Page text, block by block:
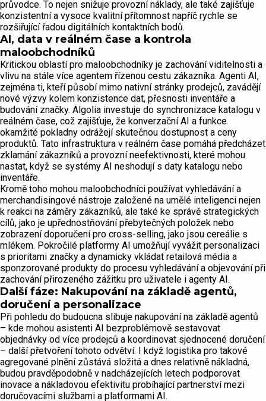
průvodce. To nejen snižuje provozní náklady, ale také zajišťuje
konzistentní a vysoce kvalitní přítomnost napříč rychle se
rozšiřující řadou digitálních kontaktních bodů.
AI, data v reálném čase a kontrola
maloobchodníků
Kritickou oblastí pro maloobchodníky je zachování viditelnosti a
vlivu na stále více agentem řízenou cestu zákazníka. Agenti AI,
zejména ti, kteří působí mimo nativní stránky prodejců, zavádějí
nové výzvy kolem konzistence dat, přesnosti inventáře a
budování značky. Algolia investuje do synchronizace katalogu v
reálném čase, což zajišťuje, že konverzační AI a funkce
okamžité pokladny odrážejí skutečnou dostupnost a ceny
produktů. Tato infrastruktura v reálném čase pomáhá předcházet
zklamání zákazníků a provozní neefektivnosti, které mohou
nastat, když se systémy AI neshodují s daty katalogu nebo
inventáře.
Kromě toho mohou maloobchodníci používat vyhledávání a
merchandisingové nástroje založené na umělé inteligenci nejen
k reakci na záměry zákazníků, ale také ke správě strategických
cílů, jako je upřednostňování přebytečných položek nebo
zobrazení doporučení pro cross-selling, jako jsou cereálie s
mlékem. Pokročilé platformy AI umožňují vyvážit personalizaci
s prioritami značky a dynamicky vkládat retailová média a
sponzorované produkty do procesu vyhledávání a objevování při
zachování přirozeného zážitku pro uživatele i agenty AI.
Další fáze: Nakupování na základě agentů,
doručení a personalizace
Při pohledu do budoucna slibuje nakupování na základě agentů
– kde mohou asistenti AI bezproblémově sestavovat
objednávky od více prodejců a koordinovat sjednocené doručení
– další přetvoření tohoto odvětví. I když logistika pro takové
agregované plnění zůstává složitá a dnes relativně nákladná,
budou pravděpodobně v nadcházejících letech podporovat
inovace a nákladovou efektivitu probíhající partnerství mezi
doručovacími službami a platformami AI.